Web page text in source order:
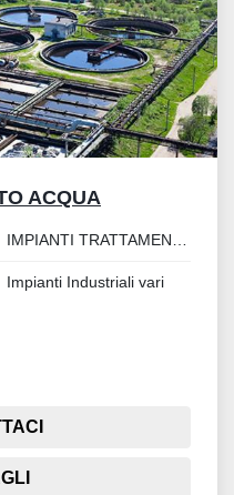
ACQUA
Impianti Industriali vari